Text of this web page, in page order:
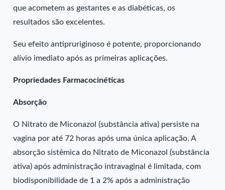
que acometem as gestantes e as diabéticas, os
resultados são excelentes.
Seu efeito antipruriginoso é potente, proporcionando
alívio imediato após as primeiras aplicações.
Propriedades Farmacocinéticas
Absorção
O Nitrato de Miconazol (substância ativa) persiste na
vagina por até 72 horas após uma única aplicação. A
absorção sistêmica do Nitrato de Miconazol (substância
ativa) após administração intravaginal é limitada, com
biodisponibilidade de 1 a 2% após a administração